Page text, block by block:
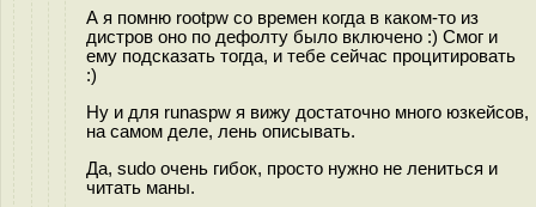
А я помню rootpw со времен когда в каком-то из
дистров оно по дефолту было включено :) Смог и
ему подсказать тогда, и тебе сейчас процитировать
:)
Ну и для runaspw я вижу достаточно много юзкейсов,
на самом деле, лень описывать.
Да, sudo очень гибок, просто нужно не лениться и
читать маны.